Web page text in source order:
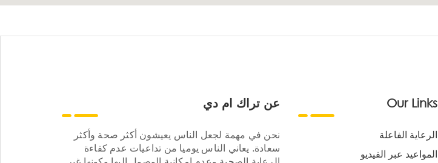
عن تراك ام دي
نحن في مهمة لجعل الناس يعيشون أكثر صحة وأكثر
سعادة. يعاني الناس يوميا من تداعيات عدم كفاءة
Our Links
الرعاية الفاعلة
المواعيد عبر الفيديو